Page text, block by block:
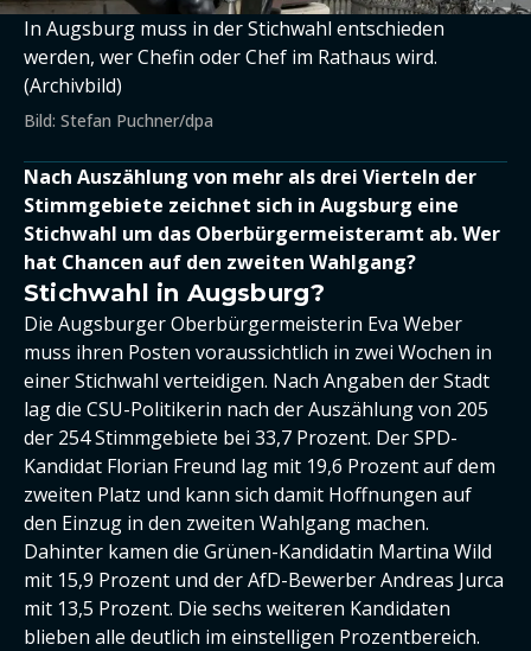
In Augsburg muss in der Stichwahl entschieden
werden, wer Chefin oder Chef im Rathaus wird.
(Archivbild)
Bild: Stefan Puchner/dpa
Nach Auszählung von mehr als drei Vierteln der
Stimmgebiete zeichnet sich in Augsburg eine
Stichwahl um das Oberbürgermeisteramt ab. Wer
hat Chancen auf den zweiten Wahlgang?
Stichwahl in Augsburg?
Die Augsburger Oberbürgermeisterin Eva Weber
muss ihren Posten voraussichtlich in zwei Wochen in
einer Stichwahl verteidigen. Nach Angaben der Stadt
lag die CSU-Politikerin nach der Auszählung von 205
der 254 Stimmgebiete bei 33,7 Prozent. Der SPD-
Kandidat Florian Freund lag mit 19,6 Prozent auf dem
zweiten Platz und kann sich damit Hoffnungen auf
den Einzug in den zweiten Wahlgang machen.
Dahinter kamen die Grünen-Kandidatin Martina Wild
mit 15,9 Prozent und der AfD-Bewerber Andreas Jurca
mit 13,5 Prozent. Die sechs weiteren Kandidaten
blieben alle deutlich im einstelligen Prozentbereich.